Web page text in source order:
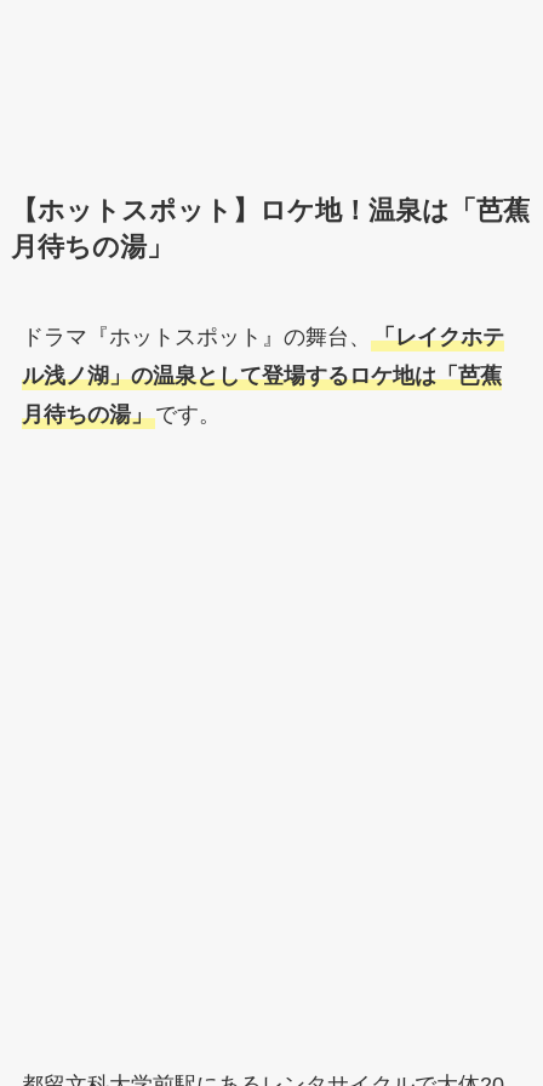
【ホットスポット】ロケ地！温泉は「芭蕉
月待ちの湯」
ドラマ『ホットスポット』の舞台、 「レイクホテ
ル浅ノ湖」の温泉として登場するロケ地は「芭蕉
月待ちの湯」です。